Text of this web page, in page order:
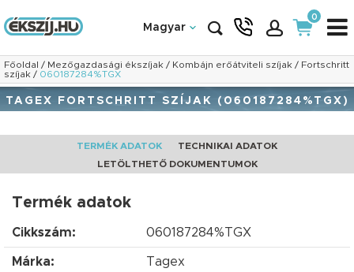
Magyar
0
Főoldal / Mezőgazdasági ékszíjak / Kombájn erőátviteli szíjak / Fortschritt
szíjak / 060187284%TGX
TAGEX FORTSCHRITT SZÍJAK (060187284%TGX)
TERMÉK ADATOK
TECHNIKAI ADATOK
LETÖLTHETŐ DOKUMENTUMOK
Termék adatok
Cikkszám: 060187284%TGX
Márka: Tagex